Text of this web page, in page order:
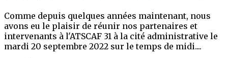
Comme depuis quelques années maintenant, nous
avons eu le plaisir de réunir nos partenaires et
intervenants à l'ATSCAF 31 à la cité administrative le
mardi 20 septembre 2022 sur le temps de midi....